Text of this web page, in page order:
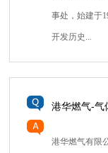
事处，始建于
开发历史...
港华燃气-气
港华燃气有限